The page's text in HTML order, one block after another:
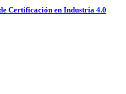
Certificación en Industria 4.0